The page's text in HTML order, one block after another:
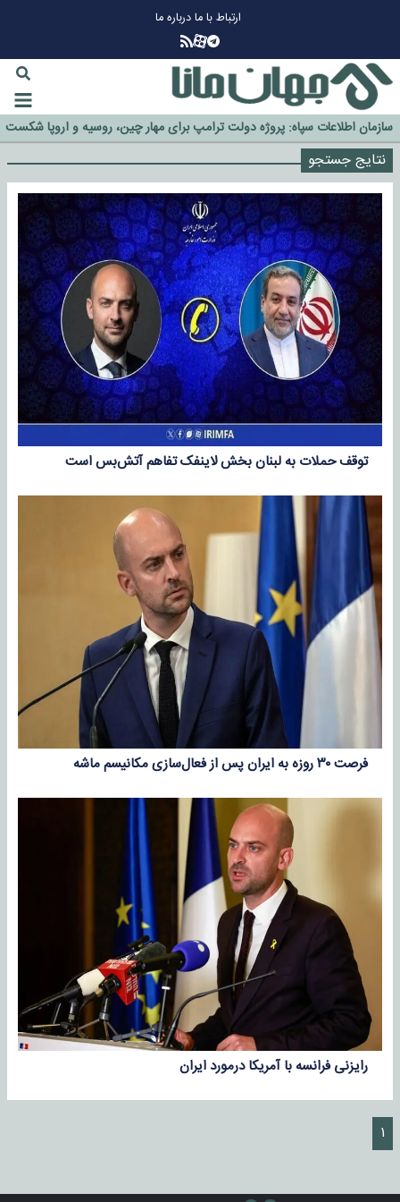
ارتباط با مادرباره ما
گزینه جدایی اوسمار روی میز مدیران پرسپولیس
آیا رئیس جمهور آمریکا قانون را دور می‌زند؟
اخراج رسمی چهره نامدار از پرسپولیس
سازمان اطلاعات سپاه: پروژه دولت ترامپ برای مهار چین، روسیه و اروپا شکست
خورد
نتایج جستجو
توقف حملات به لبنان بخش لاینفک تفاهم آتش‌بس است
فرصت ۳۰ روزه به ایران پس از فعال‌سازی مکانیسم ماشه
رایزنی فرانسه با آمریکا درمورد ایران
۱